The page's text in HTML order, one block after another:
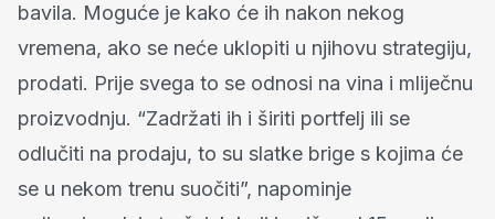
bavila. Moguće je kako će ih nakon nekog
vremena, ako se neće uklopiti u njihovu strategiju,
prodati. Prije svega to se odnosi na vina i mliječnu
proizvodnju. “Zadržati ih i širiti portfelj ili se
odlučiti na prodaju, to su slatke brige s kojima će
se u nekom trenu suočiti”, napominje